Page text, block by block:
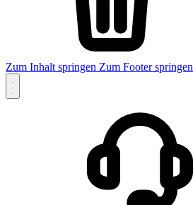
Zum Inhalt springen Zum Footer springen